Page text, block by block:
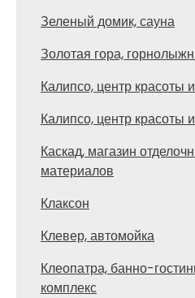
Зеленый домик, сауна
Золотая гора,
Калипсо, центр красоты
Калипсо, центр красоты
Каскад, магазин
материалов
Клаксон
Клевер, автомойка
Клеопатра, банно-
комплекс